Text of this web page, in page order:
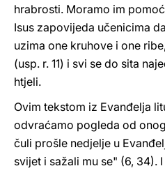
hrabrosti. Moramo im
Isus zapovijeda učenicima
uzima one kruhove i one
(usp. r. 11) i svi se do sita
htjeli.
Ovim tekstom iz Evanđelja
odvraćamo pogleda od
čuli prošle nedjelje u
svijet i sažali mu se" (6, 34).